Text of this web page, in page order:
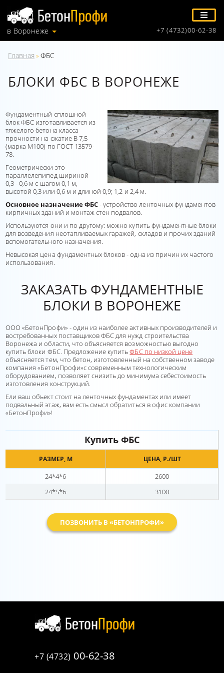
в Воронеже +7 (4732)00-62-38
Главная » ФБС
БЛОКИ ФБС В ВОРОНЕЖЕ
Фундаментный сплошной
блок ФБС изготавливается из
тяжелого бетона класса
прочности на сжатие В 7,5
(марка М100) по ГОСТ 13579-
78.
Геометрически это
параллелепипед шириной
0,3 - 0,6 м с шагом 0,1 м,
высотой 0,3 или 0,6 м и длиной 0,9; 1,2 и 2,4 м.
Основное назначение ФБС- устройство ленточных фундаментов
кирпичных зданий и монтаж стен подвалов.
Используются они и по другому: можно купить фундаментные блоки
для возведения неотапливаемых гаражей, складов и прочих зданий
вспомогательного назначения.
Невысокая цена фундаментных блоков - одна из причин их частого
использования.
ЗАКАЗАТЬ ФУНДАМЕНТНЫЕ
БЛОКИ В ВОРОНЕЖЕ
ООО «БетонПрофи» - один из наиболее активных производителей и
востребованных поставщиков ФБС для нужд строительства
Воронежа и области, что объясняется возможностью выгодно
купить блоки ФБС. Предложение купитьФБС по низкой цене
объясняется тем, что бетон, изготовленный на собственном заводе
компания «БетонПрофи»с современным технологическим
оборудованием, позволяет снизить до минимума себестоимость
изготовления конструкций.
Ели ваш объект стоит на ленточных фундаментах или имеет
подвальный этаж, вам есть смысл обратиться в офис компании
«БетонПрофи»!
Купить ФБС
РАЗМЕР, М ЦЕНА, Р./ШТ
24*4*6
2600
24*5*6
3100
ПОЗВОНИТЬ В «БЕТОНПРОФИ»
+7 (4732) 00-62-38